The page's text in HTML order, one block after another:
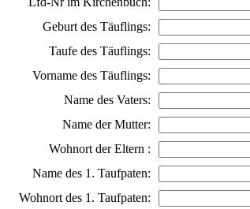
Geburt des Täuflings:
Taufe des Täuflings:
Vorname des Täuflings:
Name des Vaters:
Name der Mutter:
Wohnort der Eltern :
Name des 1. Taufpaten:
Wohnort des 1. Taufpaten: